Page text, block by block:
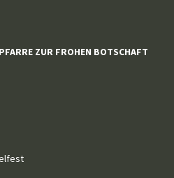
ZUR FROHEN BOTSCHAFT